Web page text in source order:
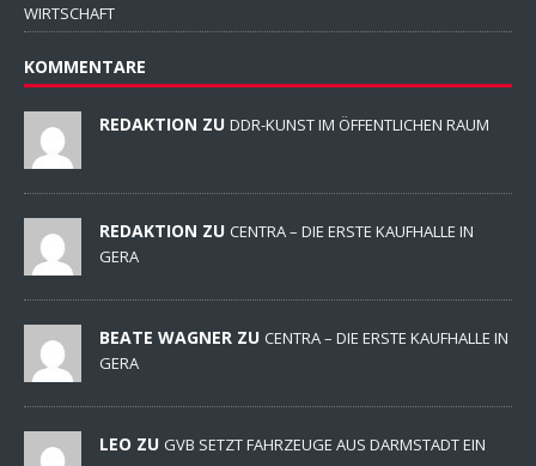
WIRTSCHAFT
KOMMENTARE
REDAKTION ZU DDR-KUNST IM ÖFFENTLICHEN RAUM
REDAKTION ZU CENTRA – DIE ERSTE KAUFHALLE IN
GERA
BEATE WAGNER ZU CENTRA – DIE ERSTE KAUFHALLE IN
GERA
LEO ZU GVB SETZT FAHRZEUGE AUS DARMSTADT EIN